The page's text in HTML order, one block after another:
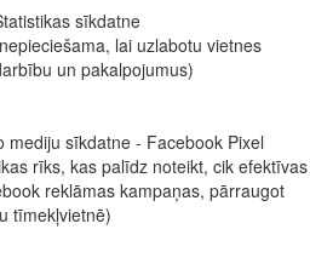
sīkdatne
lai uzlabotu vietnes
un pakalpojumus)
mediju sīkdatne - Facebook Pixel
rīks, kas palīdz noteikt, cik efektīvas
reklāmas kampaņas, pārraugot
tīmekļvietnē)